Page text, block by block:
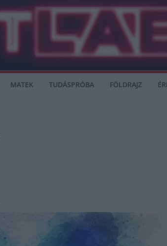
MATEK TUDÁSPRÓBA FÖLDRAJZ